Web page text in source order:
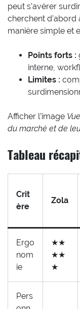
peut s’avérer
cherchent
manière simple et
Points forts :
interne,
Limites :
Afficher l’image
du marché et de
Tableau
Crit
ère
Zola
Ergo
nom
ie
★★
★★
★
Pers